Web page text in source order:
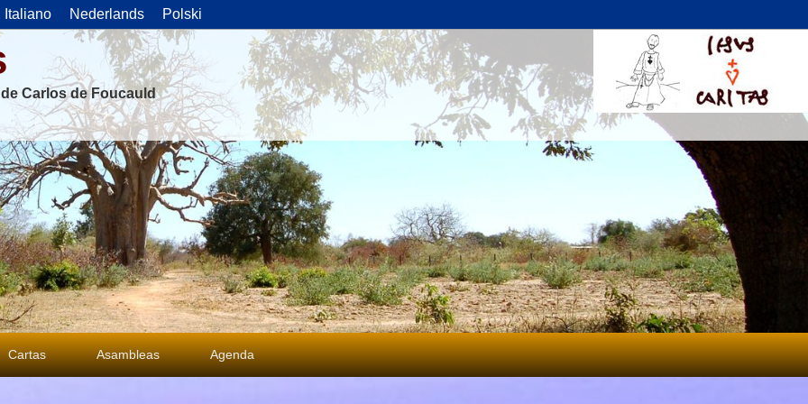
Italiano Nederlands Polski
Carlos de Foucauld
Cartas Asambleas Agenda